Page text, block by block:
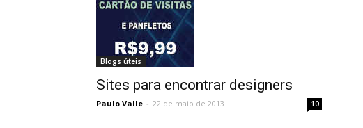
Blogs úteis
Sites para encontrar designers
Paulo Valle - 22 de maio de 2013 10